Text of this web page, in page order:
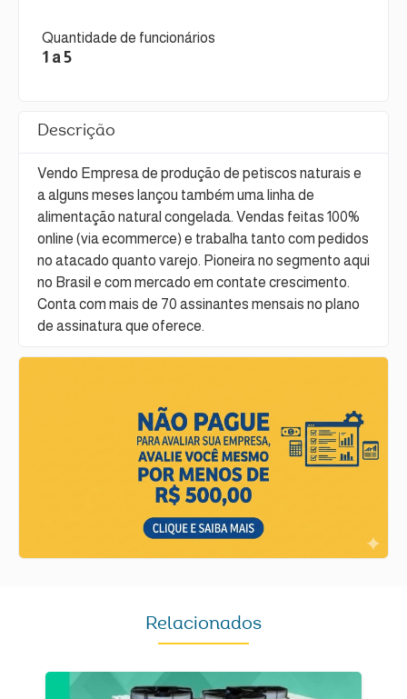
Quantidade de funcionários
1 a 5
Descrição
Vendo Empresa de produção de petiscos naturais e
a alguns meses lançou também uma linha de
alimentação natural congelada. Vendas feitas 100%
online (via ecommerce) e trabalha tanto com pedidos
no atacado quanto varejo. Pioneira no segmento aqui
no Brasil e com mercado em contate crescimento.
Conta com mais de 70 assinantes mensais no plano
de assinatura que oferece.
Relacionados